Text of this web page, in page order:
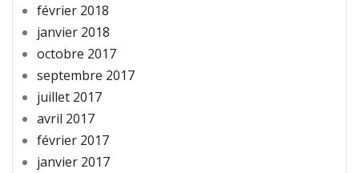
février 2018
janvier 2018
octobre 2017
septembre 2017
juillet 2017
avril 2017
février 2017
janvier 2017